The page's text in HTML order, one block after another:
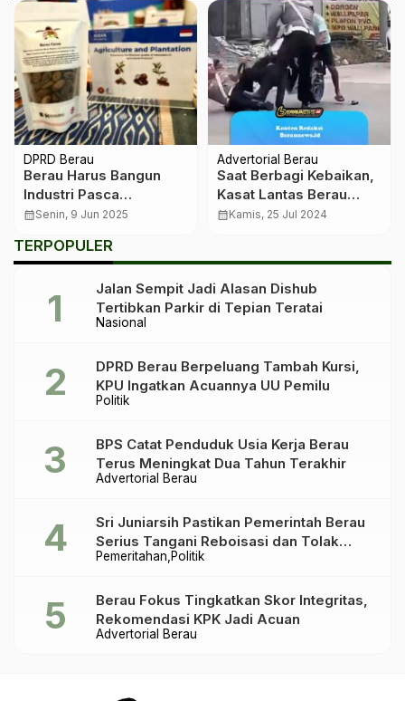
DPRD Berau
Berau Harus Bangun
Industri Pasca
Tambang, Maksimalkan
Kakao
calendar_monthSenin, 9 Jun 2025
Advertorial Berau
Saat Berbagi Kebaikan,
Kasat Lantas Berau
Malah Ditabrak
calendar_monthKamis, 25 Jul 2024
TERPOPULER
Nasional
Jalan Sempit Jadi Alasan Dishub
Tertibkan Parkir di Tepian Teratai
Politik
DPRD Berau Berpeluang Tambah Kursi,
KPU Ingatkan Acuannya UU Pemilu
Advertorial Berau
BPS Catat Penduduk Usia Kerja Berau
Terus Meningkat Dua Tahun Terakhir
Pemeritahan Politik
Sri Juniarsih Pastikan Pemerintah Berau
Serius Tangani Reboisasi dan Tolak
Praktik Ilegal
Advertorial Berau
Berau Fokus Tingkatkan Skor Integritas,
Rekomendasi KPK Jadi Acuan